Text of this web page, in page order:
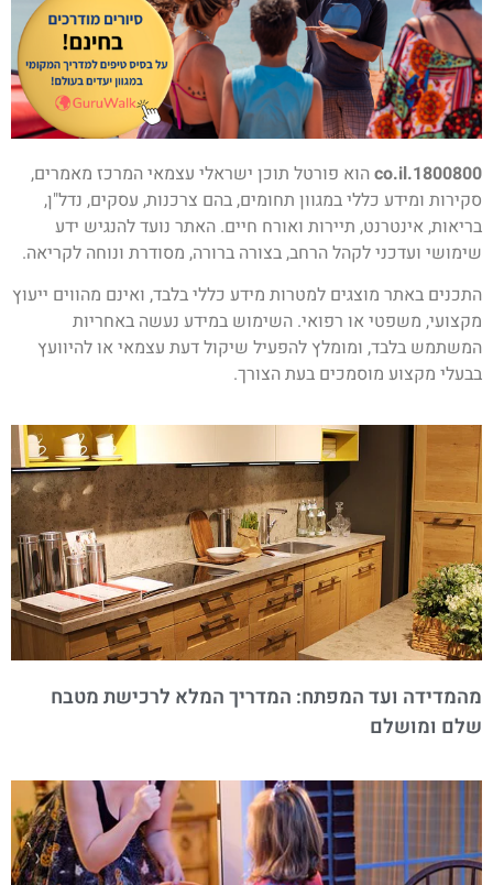
1800800.co.il
הוא פורטל תוכן ישראלי עצמאי המרכז מאמרים,
סקירות ומידע כללי במגוון תחומים, בהם צרכנות, עסקים, נדל"ן,
בריאות, אינטרנט, תיירות ואורח חיים. האתר נועד להנגיש ידע
שימושי ועדכני לקהל הרחב, בצורה ברורה, מסודרת ונוחה לקריאה.
התכנים באתר מוצגים למטרות מידע כללי בלבד, ואינם מהווים ייעוץ
מקצועי, משפטי או רפואי. השימוש במידע נעשה באחריות
המשתמש בלבד, ומומלץ להפעיל שיקול דעת עצמאי או להיוועץ
בבעלי מקצוע מוסמכים בעת הצורך.
מהמדידה ועד המפתח: המדריך המלא לרכישת מטבח
שלם ומושלם